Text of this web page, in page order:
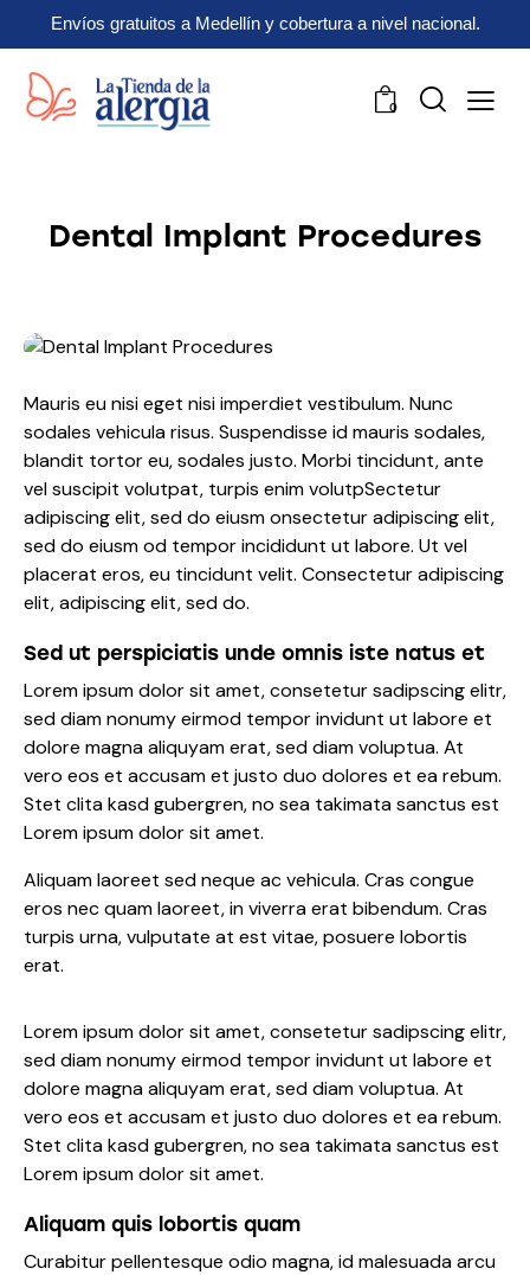
Envíos gratuitos a Medellín y cobertura a nivel nacional.
0
Dental Implant Procedures
Mauris eu nisi eget nisi imperdiet vestibulum. Nunc
sodales vehicula risus. Suspendisse id mauris sodales,
blandit tortor eu, sodales justo. Morbi tincidunt, ante
vel suscipit volutpat, turpis enim volutpSectetur
adipiscing elit, sed do eiusm onsectetur adipiscing elit,
sed do eiusm od tempor incididunt ut labore. Ut vel
placerat eros, eu tincidunt velit. Consectetur adipiscing
elit, adipiscing elit, sed do.
Sed ut perspiciatis unde omnis iste natus et
Lorem ipsum dolor sit amet, consetetur sadipscing elitr,
sed diam nonumy eirmod tempor invidunt ut labore et
dolore magna aliquyam erat, sed diam voluptua. At
vero eos et accusam et justo duo dolores et ea rebum.
Stet clita kasd gubergren, no sea takimata sanctus est
Lorem ipsum dolor sit amet.
Aliquam laoreet sed neque ac vehicula. Cras congue
eros nec quam laoreet, in viverra erat bibendum. Cras
turpis urna, vulputate at est vitae, posuere lobortis
erat.
Lorem ipsum dolor sit amet, consetetur sadipscing elitr,
sed diam nonumy eirmod tempor invidunt ut labore et
dolore magna aliquyam erat, sed diam voluptua. At
vero eos et accusam et justo duo dolores et ea rebum.
Stet clita kasd gubergren, no sea takimata sanctus est
Lorem ipsum dolor sit amet.
Aliquam quis lobortis quam
Curabitur pellentesque odio magna, id malesuada arcu